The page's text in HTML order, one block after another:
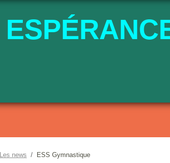
Les news ESS Gymnastique